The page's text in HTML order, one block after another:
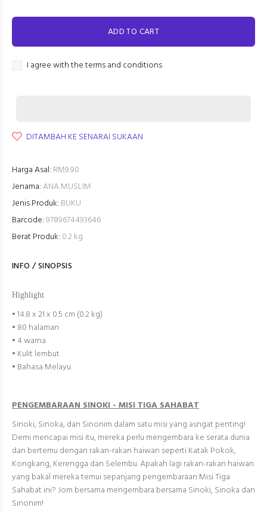
ADD TO CART
I agree with the terms and conditions
DITAMBAH KE SENARAI SUKAAN
Harga Asal: RM9.90
Jenama:ANA MUSLIM
Jenis Produk: BUKU
Barcode:9789674493646
Berat Produk: 0.2 kg
INFO / SINOPSIS
Highlight
• 14.8 x 21 x 0.5 cm (0.2 kg)
• 80 halaman
• 4 warna
• Kulit lembut
• Bahasa Melayu
PENGEMBARAAN SINOKI - MISI TIGA SAHABAT
Sinoki, Sinoka, dan Sinonim dalam satu misi yang asngat penting!
Demi mencapai misi itu, mereka perlu mengembara ke serata dunia
dan bertemu dengan rakan-rakan haiwan seperti Katak Pokok,
Kongkang, Kerengga dan Selembu. Apakah lagi rakan-rakan haiwan
yang bakal mereka temui sepanjang pengembaraan Misi Tiga
Sahabat ini? Jom bersama mengembara bersama Sinoki, Sinoka dan
Sinonim!